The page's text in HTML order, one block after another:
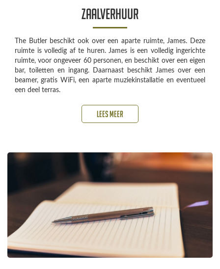
Zaalverhuur
The Butler beschikt ook over een aparte ruimte, James. Deze
ruimte is volledig af te huren. James is een volledig ingerichte
ruimte, voor ongeveer 60 personen, en beschikt over een eigen
bar, toiletten en ingang. Daarnaast beschikt James over een
beamer, gratis WiFi, een aparte muziekinstallatie en eventueel
een deel terras.
Lees meer